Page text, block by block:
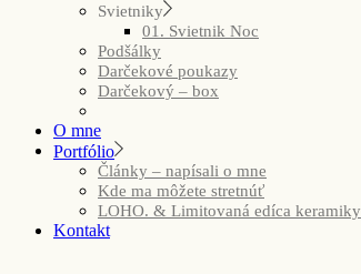
Svietniky
01. Svietnik Noc
Podšálky
Darčekové poukazy
Darčekový – box
O mne
Portfólio
Články – napísali o mne
Kde ma môžete stretnúť
LOHO. & Limitovaná edíca keramiky
Kontakt